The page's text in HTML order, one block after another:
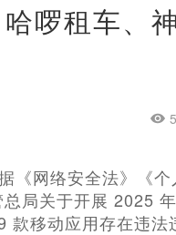
啰租车、
《网络安全法》《
局关于开展 2025
款移动应用存在违法